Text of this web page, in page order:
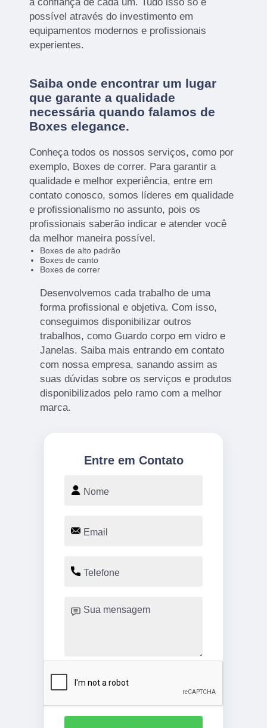
possível através do investimento em
equipamentos modernos e profissionais
experientes.
Saiba onde encontrar um lugar
que garante a qualidade
necessária quando falamos de
Boxes elegance.
Conheça todos os nossos serviços, como por
exemplo, Boxes de correr. Para garantir a
qualidade e melhor experiência, entre em
contato conosco, somos líderes em qualidade
e profissionalismo no assunto, pois os
profissionais saberão indicar e atender você
da melhor maneira possível.
Boxes de alto padrão
Boxes de canto
Boxes de correr
Desenvolvemos cada trabalho de uma
forma profissional e objetiva. Com isso,
conseguimos disponibilizar outros
trabalhos, como Guardo corpo em vidro e
Janelas. Saiba mais entrando em contato
com nossa empresa, sanando assim as
suas dúvidas sobre os serviços e produtos
disponibilizados pelo ramo com a melhor
marca.
Entre em Contato